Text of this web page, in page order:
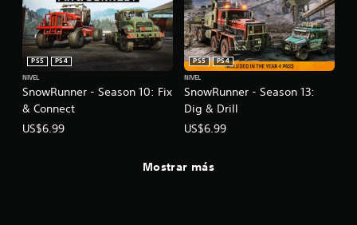
SnowRunner - Season 10: Fix
& Connect
PS5
PS4
NIVEL
US$6.99
SnowRunner - Season 13:
Dig & Drill
PS5
PS4
NIVEL
US$6.99
Mostrar más